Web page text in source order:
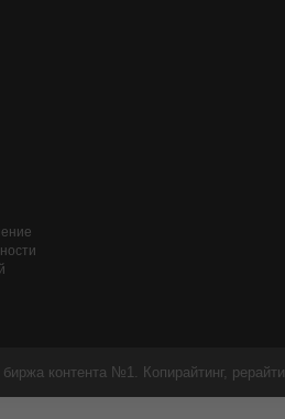
контента №1. Копирайтинг,